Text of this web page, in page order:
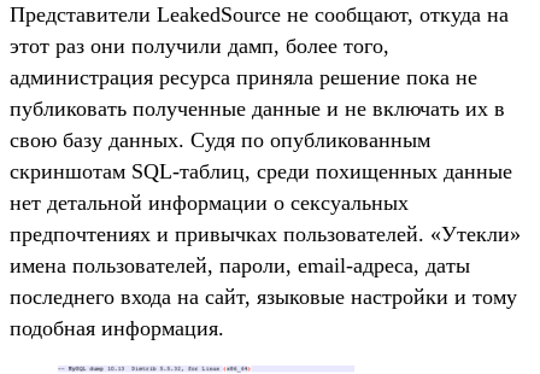
Представители LeakedSource не сообщают, откуда на
этот раз они получили дамп, более того,
администрация ресурса приняла решение пока не
публиковать полученные данные и не включать их в
свою базу данных. Судя по опубликованным
скриншотам SQL-таблиц, среди похищенных данные
нет детальной информации о сексуальных
предпочтениях и привычках пользователей. «Утекли»
имена пользователей, пароли, email-адреса, даты
последнего входа на сайт, языковые настройки и тому
подобная информация.